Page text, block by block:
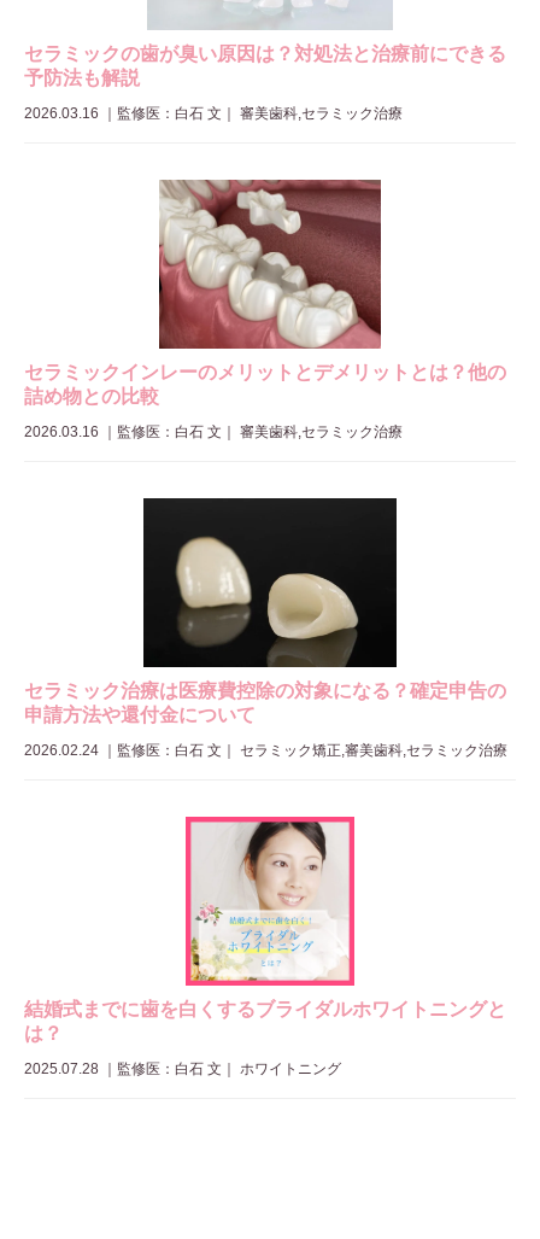
セラミックの歯が臭い原因は？対処法と治療前にできる
予防法も解説
2026.03.16 ｜ 監修医：白石 文 ｜ 審美歯科,セラミック治療
セラミックインレーのメリットとデメリットとは？他の
詰め物との比較
2026.03.16 ｜ 監修医：白石 文 ｜ 審美歯科,セラミック治療
セラミック治療は医療費控除の対象になる？確定申告の
申請方法や還付金について
2026.02.24 ｜ 監修医：白石 文 ｜ セラミック矯正,審美歯科,セラミック治療
結婚式までに歯を白くするブライダルホワイトニングと
は？
2025.07.28 ｜ 監修医：白石 文 ｜ ホワイトニング